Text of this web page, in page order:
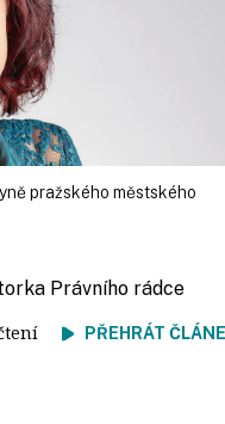
pražského městského
Právního rádce
čtení PŘEHRÁT